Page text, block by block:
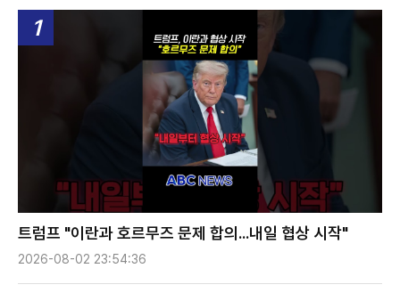
1
트럼프 "이란과 호르무즈 문제 합의...내일 협상 시작"
2026-08-02 23:54:36